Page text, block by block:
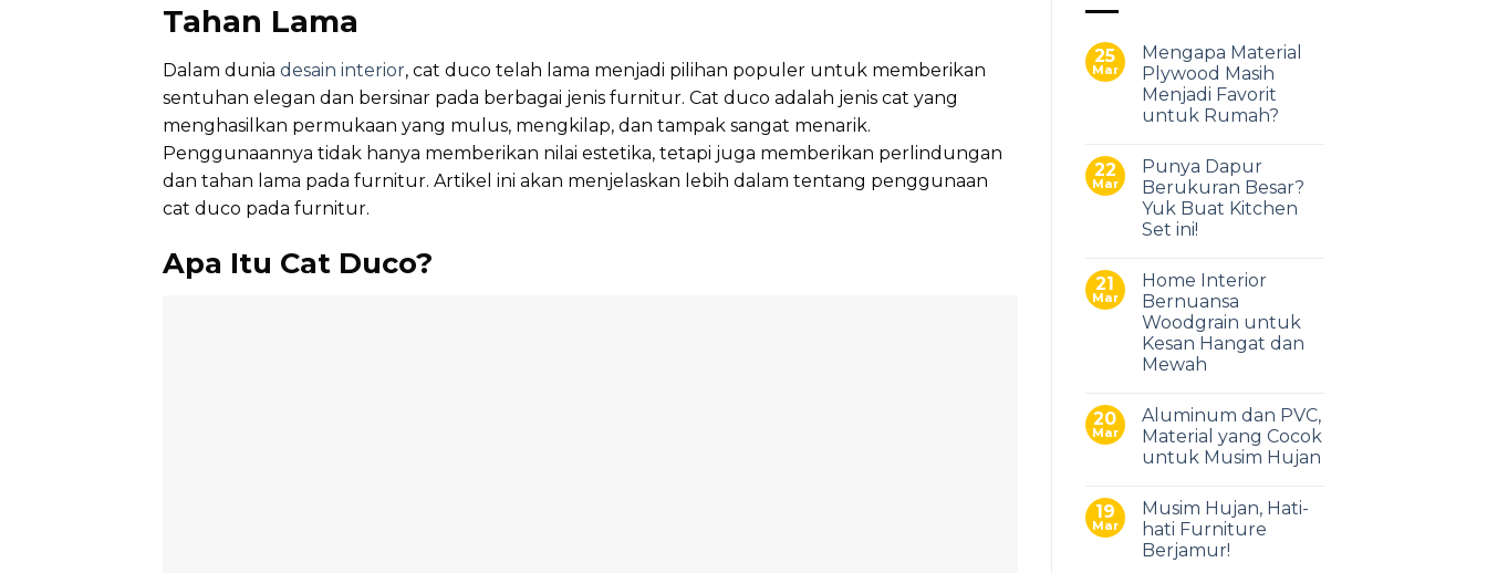
Tahan Lama
Dalam dunia desain interior, cat duco telah lama menjadi pilihan populer untuk memberikan
sentuhan elegan dan bersinar pada berbagai jenis furnitur. Cat duco adalah jenis cat yang
menghasilkan permukaan yang mulus, mengkilap, dan tampak sangat menarik.
Penggunaannya tidak hanya memberikan nilai estetika, tetapi juga memberikan perlindungan
dan tahan lama pada furnitur. Artikel ini akan menjelaskan lebih dalam tentang penggunaan
cat duco pada furnitur.
Apa Itu Cat Duco?
25
Mar
Mengapa Material
Plywood Masih
Menjadi Favorit
untuk Rumah?
22
Mar
Punya Dapur
Berukuran Besar?
Yuk Buat Kitchen
Set ini!
21
Mar
Home Interior
Bernuansa
Woodgrain untuk
Kesan Hangat dan
Mewah
20
Mar
Aluminum dan PVC,
Material yang Cocok
untuk Musim Hujan
19
Mar
Musim Hujan, Hati-
hati Furniture
Berjamur!